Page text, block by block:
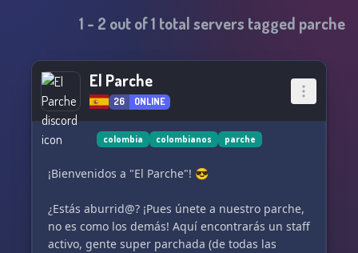
1 - 2 out of1 total servers tagged parche
El Parche
26 ONLINE
colombia colombianos parche
¡Bienvenidos a "El Parche"! 😎
¿Estás aburrid@? ¡Pues únete a nuestro parche,
no es como los demás! Aquí encontrarás un staff
activo, gente super parchada (de todas las